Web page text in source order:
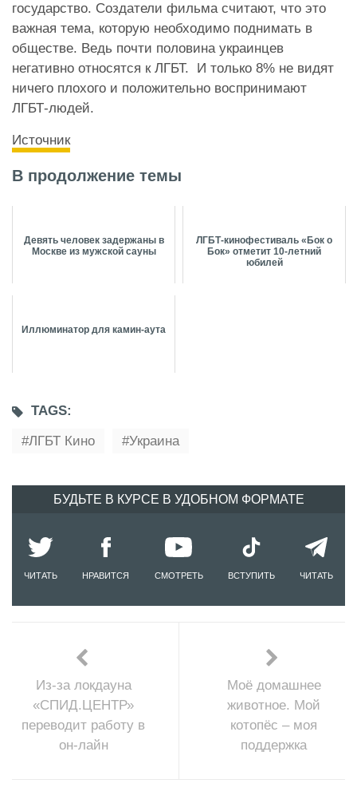
государство. Создатели фильма считают, что это
важная тема, которую необходимо поднимать в
обществе. Ведь почти половина украинцев
негативно относятся к ЛГБТ. И только 8% не видят
ничего плохого и положительно воспринимают
ЛГБТ-людей.
Источник
В продолжение темы
Девять человек задержаны в
Москве из мужской сауны
ЛГБТ-кинофестиваль «Бок о
Бок» отметит 10-летний
юбилей
Иллюминатор для камин-аута
TAGS:
ЛГБТ Кино
Украина
БУДЬТЕ В КУРСЕ В УДОБНОМ ФОРМАТЕ
ЧИТАТЬ НРАВИТСЯ СМОТРЕТЬ ВСТУПИТЬ ЧИТАТЬ
Из-за локдауна
«СПИД.ЦЕНТР»
переводит работу в
он-лайн
Моё домашнее
животное. Мой
котопёс – моя
поддержка